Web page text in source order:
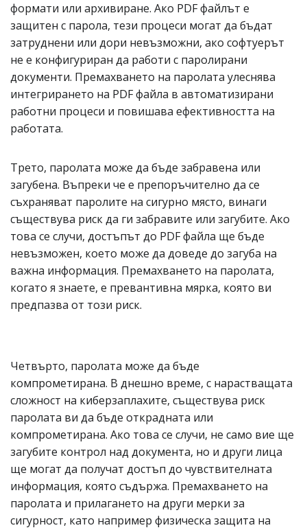
формати или архивиране. Ако PDF файлът е
защитен с парола, тези процеси могат да бъдат
затруднени или дори невъзможни, ако софтуерът
не е конфигуриран да работи с паролирани
документи. Премахването на паролата улеснява
интегрирането на PDF файла в автоматизирани
работни процеси и повишава ефективността на
работата.
Трето, паролата може да бъде забравена или
загубена. Въпреки че е препоръчително да се
съхраняват паролите на сигурно място, винаги
съществува риск да ги забравите или загубите. Ако
това се случи, достъпът до PDF файла ще бъде
невъзможен, което може да доведе до загуба на
важна информация. Премахването на паролата,
когато я знаете, е превантивна мярка, която ви
предпазва от този риск.
Четвърто, паролата може да бъде
компрометирана. В днешно време, с нарастващата
сложност на киберзаплахите, съществува риск
паролата ви да бъде открадната или
компрометирана. Ако това се случи, не само вие ще
загубите контрол над документа, но и други лица
ще могат да получат достъп до чувствителната
информация, която съдържа. Премахването на
паролата и прилагането на други мерки за
сигурност, като например физическа защита на